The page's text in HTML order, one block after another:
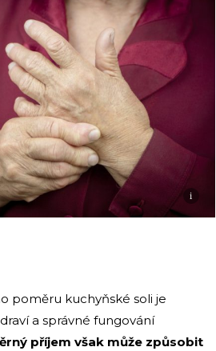
i
poměru kuchyňské soli je
a správné fungování
příjem však může způsobit